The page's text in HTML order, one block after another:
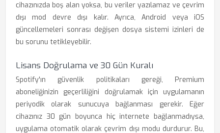
cihazınızda boş alan yoksa, bu veriler yazılamaz ve çevrim
dışı mod devre dışı kalır. Ayrıca, Android veya iOS
güncellemeleri sonrası değişen dosya sistemi izinleri de
bu sorunu tetikleyebilir.
Lisans Doğrulama ve 30 Gün Kuralı
Spotify'ın güvenlik politikaları gereği, Premium
aboneliğinizin geçerliliğini doğrulamak için uygulamanın
periyodik olarak sunucuya bağlanması gerekir. Eğer
cihazınız 30 gün boyunca hiç internete bağlanmadıysa,
uygulama otomatik olarak çevrim dışı modu durdurur. Bu,